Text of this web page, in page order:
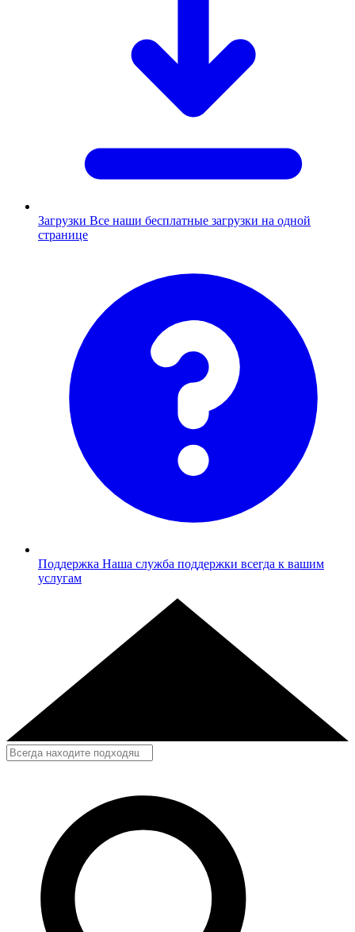
Загрузки Все наши бесплатные загрузки на одной
странице
Поддержка Наша служба поддержки всегда к вашим
услугам